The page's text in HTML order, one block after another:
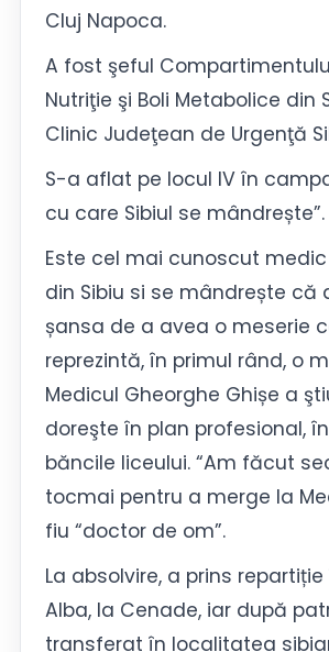
Cluj Napoca.
A fost şeful
Nutriţie şi Boli Metabolice din
Clinic Judeţean de Urgenţă
S-a aflat pe locul IV în
cu care Sibiul se mândrește”.
Este cel mai cunoscut
din Sibiu si se mândrește că
șansa de a avea o meserie
reprezintă, în primul rând, o
Medicul Gheorghe Ghișe a
doreşte în plan profesional,
băncile liceului. “Am făcut
tocmai pentru a merge la
fiu “doctor de om”.
La absolvire, a prins
Alba, la Cenade, iar după
transferat în localitatea